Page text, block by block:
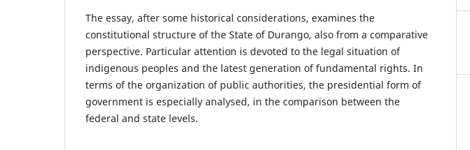
The essay, after some historical considerations, examines the
constitutional structure of the State of Durango, also from a comparative
perspective. Particular attention is devoted to the legal situation of
indigenous peoples and the latest generation of fundamental rights. In
terms of the organization of public authorities, the presidential form of
government is especially analysed, in the comparison between the
federal and state levels.